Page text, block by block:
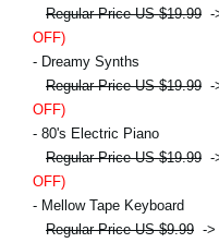
Regular Price US $19.99
OFF)
- Dreamy Synths
Regular Price US $19.99
OFF)
- 80's Electric Piano
Regular Price US $19.99
OFF)
- Mellow Tape Keyboard
Regular Price US $9.99 -